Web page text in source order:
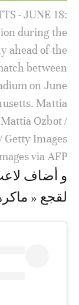
- JUNE 18:
during the
ahead of the
between
on June
Mattia
Ozbot /
Getty Images
via AFP
و أضاف
لقجع «